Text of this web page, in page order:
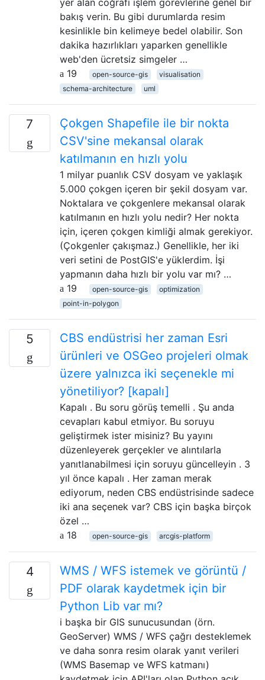
yer alan coğrafi işlem görevlerine genel bir
bakış verin. Bu gibi durumlarda resim
kesinlikle bin kelimeye bedel olabilir. Son
dakika hazırlıkları yaparken genellikle
web'den ücretsiz simgeler …
19
open-source-gis
visualisation
schema-architecture
uml
7
Çokgen Shapefile ile bir nokta
CSV'sine mekansal olarak
katılmanın en hızlı yolu
1 milyar puanlık CSV dosyam ve yaklaşık
5.000 çokgen içeren bir şekil dosyam var.
Noktalara ve çokgenlere mekansal olarak
katılmanın en hızlı yolu nedir? Her nokta
için, içeren çokgen kimliği almak gerekiyor.
(Çokgenler çakışmaz.) Genellikle, her iki
veri setini de PostGIS'e yüklerdim. İşi
yapmanın daha hızlı bir yolu var mı? …
19
open-source-gis
optimization
point-in-polygon
5
CBS endüstrisi her zaman Esri
ürünleri ve OSGeo projeleri olmak
üzere yalnızca iki seçenekle mi
yönetiliyor? [kapalı]
Kapalı . Bu soru görüş temelli . Şu anda
cevapları kabul etmiyor. Bu soruyu
geliştirmek ister misiniz? Bu yayını
düzenleyerek gerçekler ve alıntılarla
yanıtlanabilmesi için soruyu güncelleyin . 3
yıl önce kapalı . Her zaman merak
ediyorum, neden CBS endüstrisinde sadece
iki ana seçenek var? CBS için başka birçok
özel …
18
open-source-gis arcgis-platform
4
WMS / WFS istemek ve görüntü /
PDF olarak kaydetmek için bir
Python Lib var mı?
i başka bir GIS sunucusundan (örn.
GeoServer) WMS / WFS çağrı desteklemek
ve daha sonra resim olarak yanıt verileri
(WMS Basemap ve WFS katmanı)